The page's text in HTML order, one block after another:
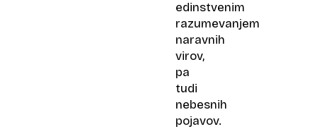
edinstvenim
razumevanjem
naravnih
virov,
pa
tudi
nebesnih
pojavov.